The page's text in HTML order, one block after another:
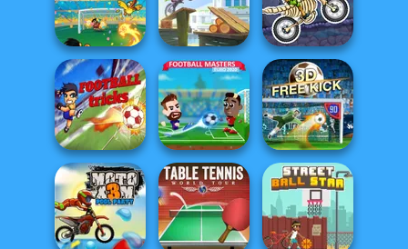
Biker Street
Archery World
Tour
Moto X3M Winter
Moto X3M
Spooky Land
Moto Maniac
Foot Chinko
3D Free Kick
Football Masters
Football Tricks